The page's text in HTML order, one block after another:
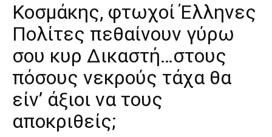
Κοσμάκης, φτωχοί Έλληνες
Πολίτες πεθαίνουν γύρω
σου κυρ Δικαστή…στους
πόσους νεκρούς τάχα θα
είν’ άξιοι να τους
αποκριθείς;